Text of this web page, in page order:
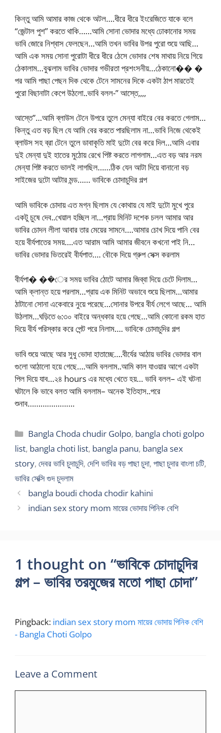
কিন্তু আমি আমার কাজ থেকে অটল….ধীরে ধীরে ইংরেজিতে যাকে বলে
“জেন্টাল পুশ” করতে থাকি……আমি সোনা ভোদার মধ্যে ঢোকানোর সময়
ভাবি জোরে নিশ্বাস ফেলছেন…আমি তখন ভাবির উপর পুরো শুয়ে আছি…
আমি এক সময় সোনা পুরোটা ধীরে ধীরে ঠেসে ভোদার শেষ মাথায় নিয়ে গিয়ে
ঠেকালাম…বুঝলাম ভাবির ভোদার গভীরতা প্রশংসনীয়…ঠেকানো�� �
পর আমি পাছা পেছন দিক থেকে টেনে সামনের দিকে একটা ঠাপ মারতেই
পুরো বিছানাটা কেপে উঠলো..ভাবি বলল-” আস্তে,,,,
আস্তে”…আমি ব্লাউস টেনে উপরে তুলে মেন্যা বাইরে বের করতে গেলাম…
কিন্তু এত বড় ছিল যে আমি বের করতে পারছিলাম না…ভাবি নিজে থেকেই
ব্লাউস সহ ব্রা টেনে তুলে ডাবাকৃতি মাই দুটো বের করে দিল…আমি এবার
দুই মেন্যা দুই হাতের মুঠোয় রেখে পিষ্ট করতে লাগলাম…এত বড় আর নরম
মেন্যা পিষ্ট করতে ভালই লাগছিল……ঠিক যেন আটা দিয়ে বানানো বড়
সাইজের দুটো আটার মন্ড…… ভাবিকে চোদাচুদির গল্প
আমি ভাবিকে চোদায় এত মগ্ন ছিলাম যে কোথায় যে মাই দুটো মুখে পুরে
একটু চুষে দেব..খেয়াল হচ্ছিল না…প্রায় মিনিট দশেক চলল আমার আর
ভাবির চোদন লীলা আবার তার মেয়ের সামনে….আমার চোখ দিয়ে পানি বের
হয়ে বীর্যপাতের সময়….এত আরাম আমি আমার জীবনে কখনো পাই নি…
ভাবির ভোদার ভিতরেই বীর্যপাত…. বৌকে দিয়ে গ্রুপ সেক্স করলাম
বীর্যপা� ��ের সময় ভাবির ঠোটে আমার জিব্বা দিয়ে চেটে দিলাম…
আমি ক্লান্ত হয়ে পরলাম…প্রায় এক মিনিট অভাবে শুয়ে ছিলাম…আমার
ঠাটানো সোনা একেবারে নুয়ে পরেছে…সোনার উপরে বীর্য লেগে আছে… আমি
উঠলাম…ঘড়িতে ৬:৩০ বাইরে অন্ধকার হয়ে গেছে…আমি কোনো রকম হাত
দিয়ে বীর্য পরিস্কার করে পেন্ট পরে নিলাম…. ভাবিকে চোদাচুদির গল্প
ভাবি শুয়ে আছে আর সুধু ভোদা হাতাচ্ছে….বীর্যের আঠায় ভাবির ভোদার বাল
গুলো আঠালো হয়ে গেছে….আমি বললাম..আমি কাল যাওয়ার আগে একটা
পিল দিয়ে যাব…২৪ hours এর মধ্যে খেতে হয়… ভাবি বলল– এই ঘটনা
ঘটালে কি ভাবে বলত আমি বললাম– অনেক ইতিহাস..পরে
শুনাব………………….
Categories
Bangla Choda chudir Golpo, bangla choti golpo
list, bangla choti list, bangla panu, bangla sex
story, দেবর ভাবি চুদাচুদি, দেশি ভাবির বড় পাছা চুদা, পাছা চুদার বাংলা চটি,
ভাবির সেক্সি গুদ চুদলাম
bangla boudi choda chodir kahini
indian sex story mom মায়ের ভোদায় পিনিক বেশি
1 thought on “ভাবিকে চোদাচুদির
গল্প – ভাবির তরমুজের মতো পাছা চোদা”
Pingback: indian sex story mom মায়ের ভোদায় পিনিক বেশি
- Bangla Choti Golpo
Leave a Comment